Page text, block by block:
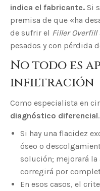
indica el fabricante. Si
premisa de que «ha
de sufrir el Filler Overfill
pesados y con pérdida
No todo es
infiltración
Como especialista en
diagnóstico diferencial.
Si hay una flacidez
óseo o
solución; mejorará
corregirá por
En esos casos, el